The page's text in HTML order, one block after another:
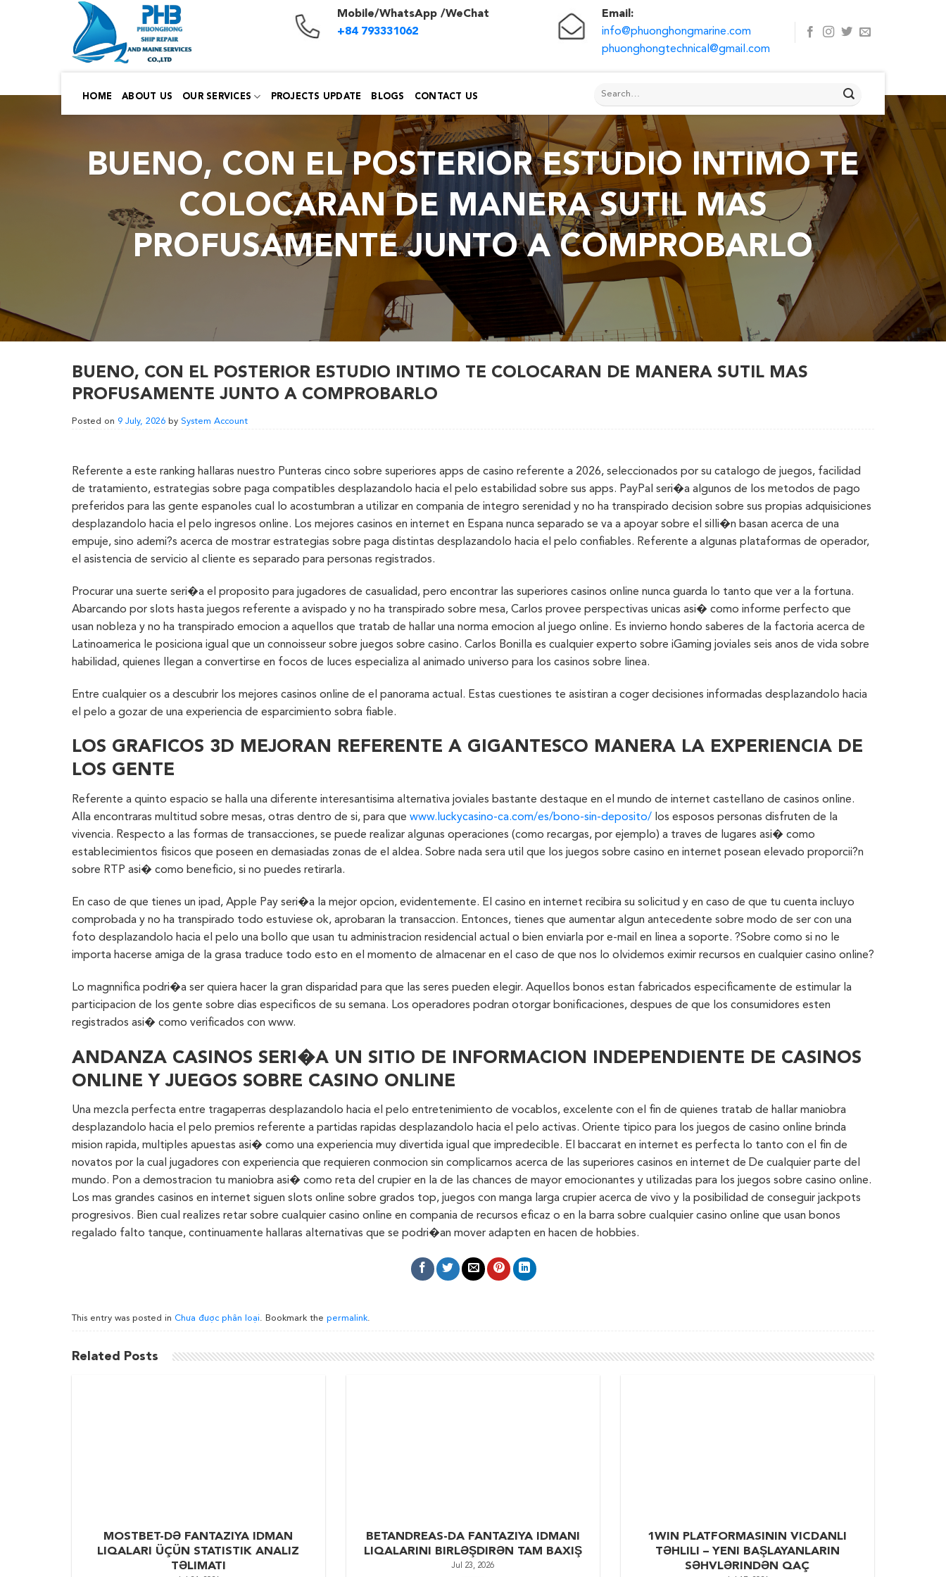
Mobile/WhatsApp /WeChat
+84 793331062
Email:
info@phuonghongmarine.com
phuonghongtechnical@gmail.com
HOME ABOUT US OUR SERVICES PROJECTS UPDATE BLOGS CONTACT US
BUENO, CON EL POSTERIOR ESTUDIO INTIMO TE
COLOCARAN DE MANERA SUTIL MAS
PROFUSAMENTE JUNTO A COMPROBARLO
BUENO, CON EL POSTERIOR ESTUDIO INTIMO TE COLOCARAN DE MANERA SUTIL MAS
PROFUSAMENTE JUNTO A COMPROBARLO
Posted on 9 July, 2026 by System Account
Referente a este ranking hallaras nuestro Punteras cinco sobre superiores apps de casino referente a 2026, seleccionados por su catalogo de juegos, facilidad
de tratamiento, estrategias sobre paga compatibles desplazandolo hacia el pelo estabilidad sobre sus apps. PayPal seri�a algunos de los metodos de pago
preferidos para las gente espanoles cual lo acostumbran a utilizar en compania de integro serenidad y no ha transpirado decision sobre sus propias adquisiciones
desplazandolo hacia el pelo ingresos online. Los mejores casinos en internet en Espana nunca separado se va a apoyar sobre el silli�n basan acerca de una
empuje, sino ademi?s acerca de mostrar estrategias sobre paga distintas desplazandolo hacia el pelo confiables. Referente a algunas plataformas de operador,
el asistencia de servicio al cliente es separado para personas registrados.
Procurar una suerte seri�a el proposito para jugadores de casualidad, pero encontrar las superiores casinos online nunca guarda lo tanto que ver a la fortuna.
Abarcando por slots hasta juegos referente a avispado y no ha transpirado sobre mesa, Carlos provee perspectivas unicas asi� como informe perfecto que
usan nobleza y no ha transpirado emocion a aquellos que tratab de hallar una norma emocion al juego online. Es invierno hondo saberes de la factoria acerca de
Latinoamerica le posiciona igual que un connoisseur sobre juegos sobre casino. Carlos Bonilla es cualquier experto sobre iGaming joviales seis anos de vida sobre
habilidad, quienes llegan a convertirse en focos de luces especializa al animado universo para los casinos sobre linea.
Entre cualquier os a descubrir los mejores casinos online de el panorama actual. Estas cuestiones te asistiran a coger decisiones informadas desplazandolo hacia
el pelo a gozar de una experiencia de esparcimiento sobra fiable.
LOS GRAFICOS 3D MEJORAN REFERENTE A GIGANTESCO MANERA LA EXPERIENCIA DE
LOS GENTE
Referente a quinto espacio se halla una diferente interesantisima alternativa joviales bastante destaque en el mundo de internet castellano de casinos online.
Alla encontraras multitud sobre mesas, otras dentro de si, para que www.luckycasino-ca.com/es/bono-sin-deposito/ los esposos personas disfruten de la
vivencia. Respecto a las formas de transacciones, se puede realizar algunas operaciones (como recargas, por ejemplo) a traves de lugares asi� como
establecimientos fisicos que poseen en demasiadas zonas de el aldea. Sobre nada sera util que los juegos sobre casino en internet posean elevado proporcii?n
sobre RTP asi� como beneficio, si no puedes retirarla.
En caso de que tienes un ipad, Apple Pay seri�a la mejor opcion, evidentemente. El casino en internet recibira su solicitud y en caso de que tu cuenta incluyo
comprobada y no ha transpirado todo estuviese ok, aprobaran la transaccion. Entonces, tienes que aumentar algun antecedente sobre modo de ser con una
foto desplazandolo hacia el pelo una bollo que usan tu administracion residencial actual o bien enviarla por e-mail en linea a soporte. ?Sobre como si no le
importa hacerse amiga de la grasa traduce todo esto en el momento de almacenar en el caso de que nos lo olvidemos eximir recursos en cualquier casino online?
Lo magnnifica podri�a ser quiera hacer la gran disparidad para que las seres pueden elegir. Aquellos bonos estan fabricados especificamente de estimular la
participacion de los gente sobre dias especificos de su semana. Los operadores podran otorgar bonificaciones, despues de que los consumidores esten
registrados asi� como verificados con www.
ANDANZA CASINOS SERI�A UN SITIO DE INFORMACION INDEPENDIENTE DE CASINOS
ONLINE Y JUEGOS SOBRE CASINO ONLINE
Una mezcla perfecta entre tragaperras desplazandolo hacia el pelo entretenimiento de vocablos, excelente con el fin de quienes tratab de hallar maniobra
desplazandolo hacia el pelo premios referente a partidas rapidas desplazandolo hacia el pelo activas. Oriente tipico para los juegos de casino online brinda
mision rapida, multiples apuestas asi� como una experiencia muy divertida igual que impredecible. El baccarat en internet es perfecta lo tanto con el fin de
novatos por la cual jugadores con experiencia que requieren conmocion sin complicarnos acerca de las superiores casinos en internet de De cualquier parte del
mundo. Pon a demostracion tu maniobra asi� como reta del crupier en la de las chances de mayor emocionantes y utilizadas para los juegos sobre casino online.
Los mas grandes casinos en internet siguen slots online sobre grados top, juegos con manga larga crupier acerca de vivo y la posibilidad de conseguir jackpots
progresivos. Bien cual realizes retar sobre cualquier casino online en compania de recursos eficaz o en la barra sobre cualquier casino online que usan bonos
regalado falto tanque, continuamente hallaras alternativas que se podri�an mover adapten en hacen de hobbies.
This entry was posted in Chưa được phân loại. Bookmark the permalink.
Related Posts
MOSTBET-DƏ FANTAZIYA IDMAN
LIQALARI ÜÇÜN STATISTIK ANALIZ
TƏLIMATI
BETANDREAS-DA FANTAZIYA IDMANI
LIQALARINI BIRLƏŞDIRƏN TAM BAXIŞ
Jul 23, 2026
1WIN PLATFORMASININ VICDANLI
TƏHLILI – YENI BAŞLAYANLARIN
SƏHVLƏRINDƏN QAÇ